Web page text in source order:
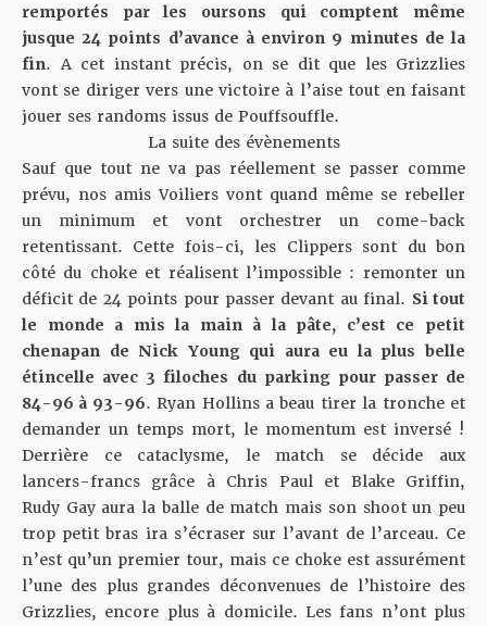
remportés par les oursons qui comptent même
jusque 24 points d’avance à environ 9 minutes de la
fin. A cet instant précis, on se dit que les Grizzlies
vont se diriger vers une victoire à l’aise tout en faisant
jouer ses randoms issus de Pouffsouffle.
La suite des évènements
Sauf que tout ne va pas réellement se passer comme
prévu, nos amis Voiliers vont quand même se rebeller
un minimum et vont orchestrer un come-back
retentissant. Cette fois-ci, les Clippers sont du bon
côté du choke et réalisent l’impossible : remonter un
déficit de 24 points pour passer devant au final. Si tout
le monde a mis la main à la pâte, c’est ce petit
chenapan de Nick Young qui aura eu la plus belle
étincelle avec 3 filoches du parking pour passer de
84-96 à 93-96. Ryan Hollins a beau tirer la tronche et
demander un temps mort, le momentum est inversé !
Derrière ce cataclysme, le match se décide aux
lancers-francs grâce à Chris Paul et Blake Griffin,
Rudy Gay aura la balle de match mais son shoot un peu
trop petit bras ira s’écraser sur l’avant de l’arceau. Ce
n’est qu’un premier tour, mais ce choke est assurément
l’une des plus grandes déconvenues de l’histoire des
Grizzlies, encore plus à domicile. Les fans n’ont plus